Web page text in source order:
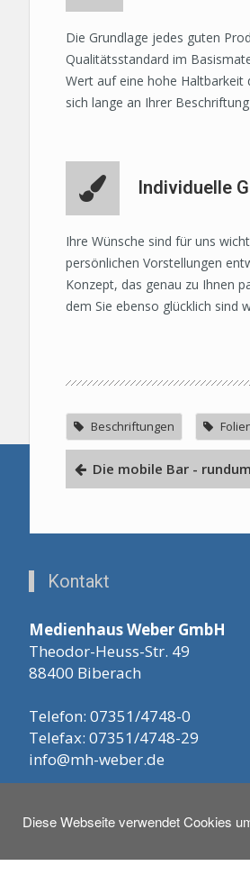
Diese Webseite verwendet Cookies
Die Grundlage jedes guten
Qualitätsstandard im
Wert auf eine hohe Haltbarkeit
sich lange an Ihrer
Individuelle
Ihre Wünsche sind für uns
persönlichen Vorstellungen
Konzept, das genau zu Ihnen
dem Sie ebenso glücklich sind
Beschriftungen
Die mobile Bar -
Kontakt
Medienhaus Weber GmbH
Theodor-Heuss-Str. 49
88400 Biberach
Telefon: 07351/4748-0
Telefax: 07351/4748-29
info@mh-weber.de